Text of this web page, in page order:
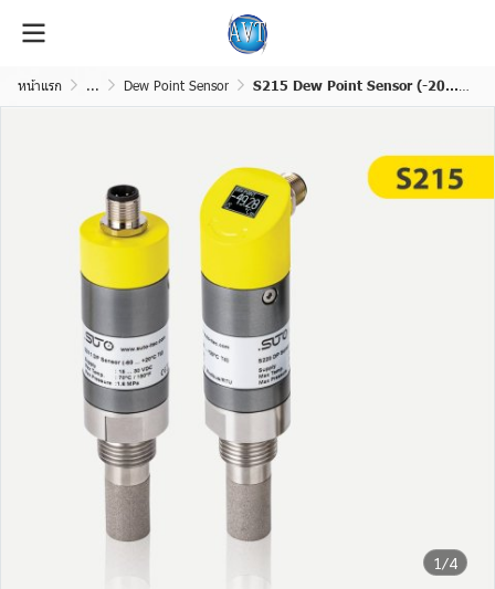
หน้าแรก ... Dew Point Sensor S215 Dew Point Sensor (-20… +50 °C Td)
1/4